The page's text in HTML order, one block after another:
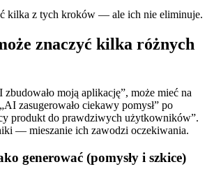
kilka z tych kroków — ale ich nie eliminuje.
znaczyć kilka różnych
moją aplikację”, może mieć na
zasugerowało ciekawy pomysł” po
produkt do prawdziwych użytkowników”.
— mieszanie ich zawodzi oczekiwania.
generować (pomysły i szkice)